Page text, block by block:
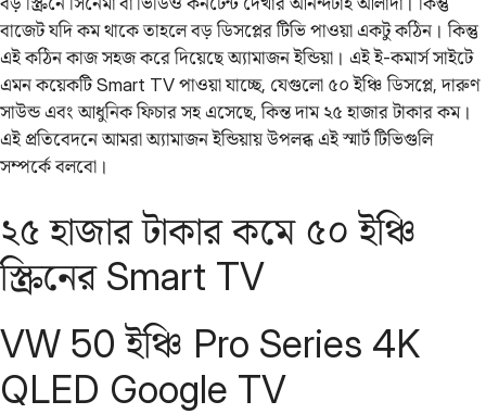
বাজেট যদি কম থাকে তাহলে বড় ডিসপ্লের টিভি পাওয়া একটু কঠিন। কিন্তু
এই কঠিন কাজ সহজ করে দিয়েছে অ্যামাজন ইন্ডিয়া। এই ই-কমার্স সাইটে
এমন কয়েকটি Smart TV পাওয়া যাচ্ছে, যেগুলো ৫০ ইঞ্চি ডিসপ্লে, দারুণ
সাউন্ড এবং আধুনিক ফিচার সহ এসেছে, কিন্ত দাম ২৫ হাজার টাকার কম।
এই প্রতিবেদনে আমরা অ্যামাজন ইন্ডিয়ায় উপলব্ধ এই স্মার্ট টিভিগুলি
সম্পর্কে বলবো।
২৫ হাজার টাকার কমে ৫০ ইঞ্চি
স্ক্রিনের Smart TV
VW 50 ইঞ্চি Pro Series 4K
QLED Google TV